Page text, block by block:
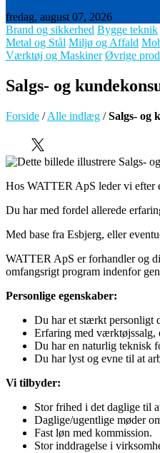
fredag, august 07, 2026
Brand og sikkerhed Bygge teknik
Metal og Stål Miljø og Affald
Værktøj og Maskiner Øvrige
Salgs- og
Forside /Alle indlæg /Salgs- og
Hos WATTER ApS leder vi efter
Du har med fordel allerede
Med base fra Esbjerg, eller
WATTER ApS er forhandler og
omfangsrigt program indenfor
Personlige egenskaber:
Du har et stærkt personligt
Erfaring med værktøjssalg,
Du har en naturlig teknisk
Du har lyst og evne til at
Vi tilbyder:
Stor frihed i det daglige til
Daglige/ugentlige møder
Fast løn med kommission.
Stor inddragelse i